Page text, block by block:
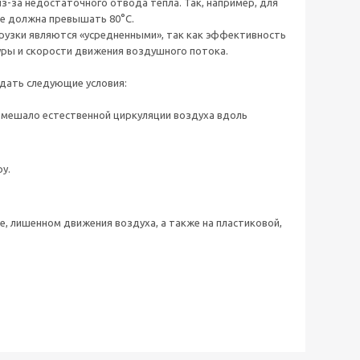
за недостаточного отвода тепла. Так, например, для
должна превышать 80°С.
являются «усредненными», так как эффективность
и скорости движения воздушного потока.
следующие условия:
естественной циркуляции воздуха вдоль
лишенном движения воздуха, а также на пластиковой,